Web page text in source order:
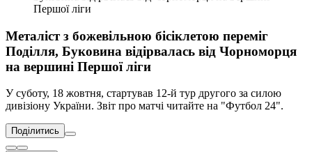
Першої ліги
Металіст з божевільною бісіклетою переміг
Поділля, Буковина відірвалась від Чорноморця
на вершині Першої ліги
У суботу, 18 жовтня, стартував 12-й тур другого за силою
дивізіону України. Звіт про матчі читайте на "Футбол 24".
Поділитись